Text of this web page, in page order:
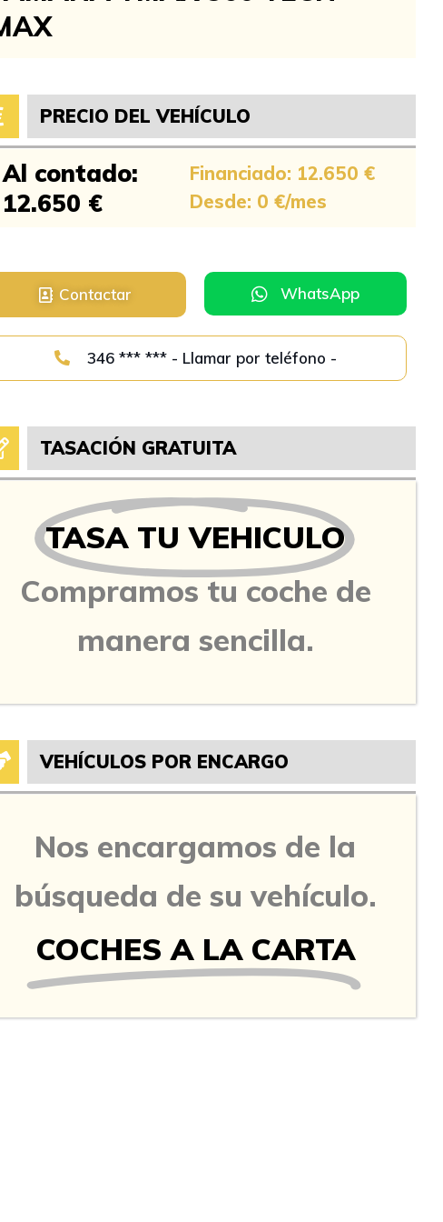
PRECIO DEL VEHÍCULO
Al contado:
12.650 €
Financiado: 12.650 €
Desde: 0 €/mes
Contactar WhatsApp
346 *** *** - Llamar por teléfono -
TASACIÓN GRATUITA
TASA TU VEHICULO
Compramos tu coche de
manera sencilla.
VEHÍCULOS POR ENCARGO
Nos encargamos de la
búsqueda de su vehículo.
COCHES A LA CARTA